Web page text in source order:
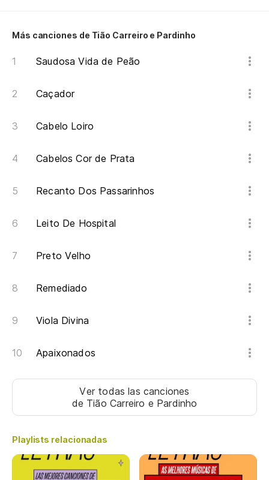
Más canciones de Tião Carreiro e Pardinho
Saudosa Vida de Peão
Caçador
Cabelo Loiro
Cabelos Cor de Prata
Recanto Dos Passarinhos
Leito De Hospital
Preto Velho
Remediado
Viola Divina
Apaixonados
Ver todas las canciones
de Tião Carreiro e Pardinho
Playlists relacionadas